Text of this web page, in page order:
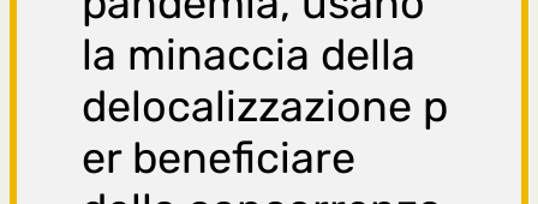
la minaccia della
delocalizzazione p
er beneficiare